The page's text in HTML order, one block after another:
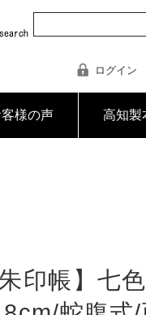
ログイン
様の声 高知製
印帳】七